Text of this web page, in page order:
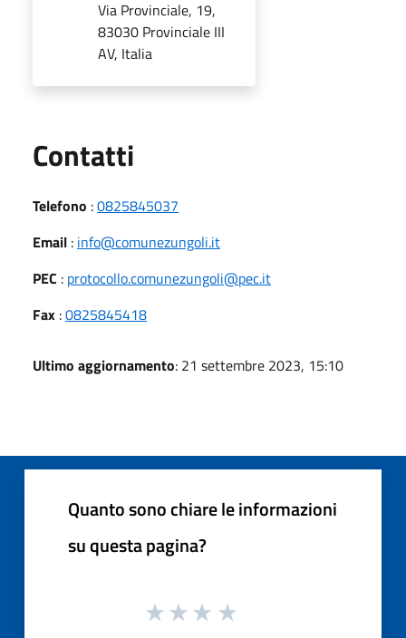
Via Provinciale, 19,
83030 Provinciale III
AV, Italia
Contatti
Telefono :0825845037
Email : info@comunezungoli.it
PEC : protocollo.comunezungoli@pec.it
Fax :0825845418
Ultimo aggiornamento: 21 settembre 2023, 15:10
Quanto sono chiare le informazioni
su questa pagina?